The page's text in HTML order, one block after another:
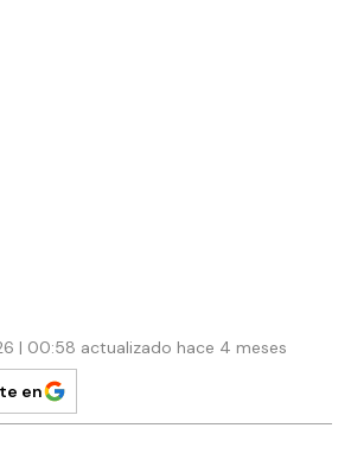
| 00:58 actualizado hace 4 meses
en